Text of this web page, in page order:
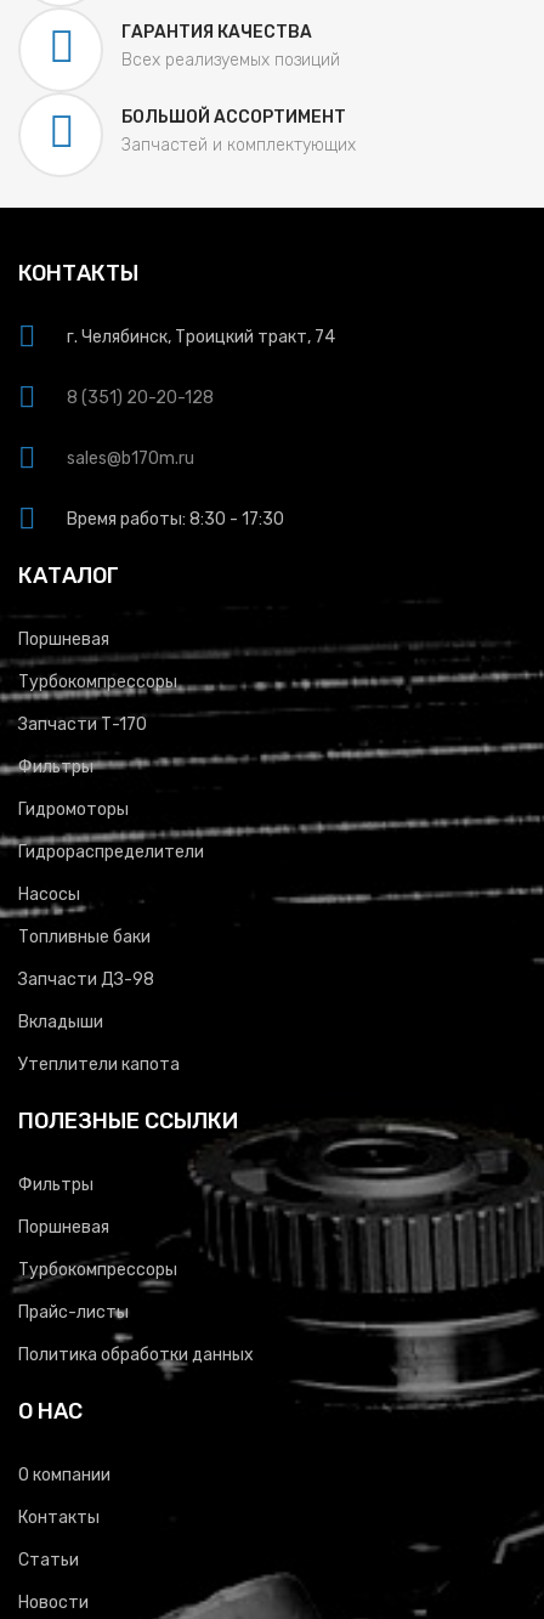
ГАРАНТИЯ КАЧЕСТВА
Всех реализуемых позиций
БОЛЬШОЙ АССОРТИМЕНТ
Запчастей и комплектующих
КОНТАКТЫ
г. Челябинск, Троицкий тракт, 74
8 (351) 20-20-128
sales@b170m.ru
Время работы: 8:30 - 17:30
КАТАЛОГ
Поршневая
Турбокомпрессоры
Запчасти Т-170
Фильтры
Гидромоторы
Гидрораспределители
Насосы
Топливные баки
Запчасти ДЗ-98
Вкладыши
Утеплители капота
ПОЛЕЗНЫЕ ССЫЛКИ
Фильтры
Поршневая
Турбокомпрессоры
Прайс-листы
Политика обработки данных
О НАС
О компании
Контакты
Статьи
Новости